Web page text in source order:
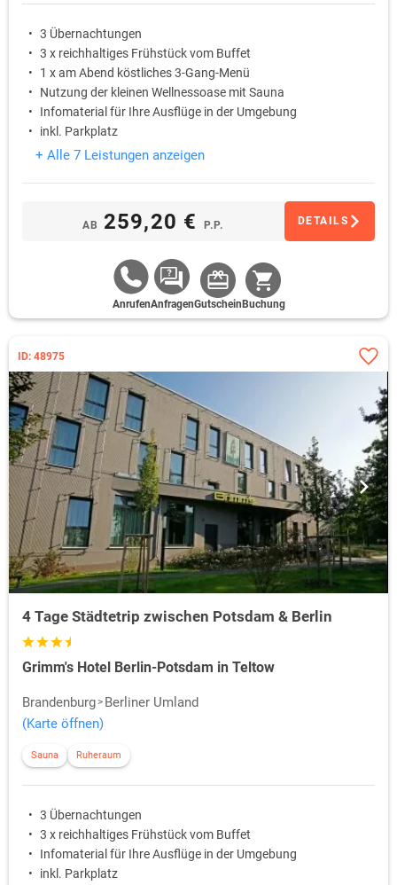
3 Übernachtungen
3 x reichhaltiges Frühstück vom Buffet
1 x am Abend köstliches 3-Gang-Menü
Nutzung der kleinen Wellnessoase mit Sauna
Infomaterial für Ihre Ausflüge in der Umgebung
inkl. Parkplatz
+ Alle 7 Leistungen anzeigen
AB 259,20 € P.P. DETAILS
AnrufenAnfragenGutschein Buchung
ID: 48975
4 Tage Städtetrip zwischen Potsdam & Berlin
Grimm's Hotel Berlin-Potsdam in Teltow
Brandenburg
Berliner Umland
(Karte öffnen)
Sauna Ruheraum
3 Übernachtungen
3 x reichhaltiges Frühstück vom Buffet
Infomaterial für Ihre Ausflüge in der Umgebung
inkl. Parkplatz